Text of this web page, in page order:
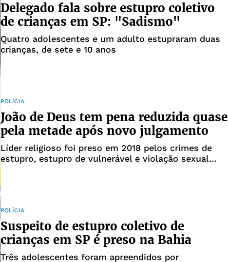
Delegado fala sobre estupro coletivo
de crianças em SP: "Sadismo"
Quatro adolescentes e um adulto estupraram duas
crianças, de sete e 10 anos
POLÍCIA
João de Deus tem pena reduzida quase
pela metade após novo julgamento
Líder religioso foi preso em 2018 pelos crimes de
estupro, estupro de vulnerável e violação sexual
POLÍCIA
Suspeito de estupro coletivo de
crianças em SP é preso na Bahia
Três adolescentes foram apreendidos por